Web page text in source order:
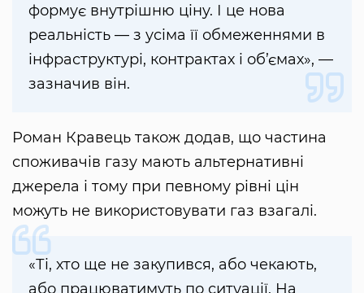
формує внутрішню ціну. І це нова
реальність — з усіма її обмеженнями в
інфраструктурі, контрактах і об’ємах», —
зазначив він.
Роман Кравець також додав, що частина
споживачів газу мають альтернативні
джерела і тому при певному рівні цін
можуть не використовувати газ взагалі.
«Ті, хто ще не закупився, або чекають,
або працюватимуть по ситуації. На